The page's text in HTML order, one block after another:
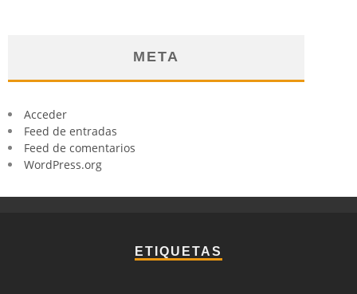
META
Acceder
Feed de entradas
Feed de comentarios
WordPress.org
ETIQUETAS